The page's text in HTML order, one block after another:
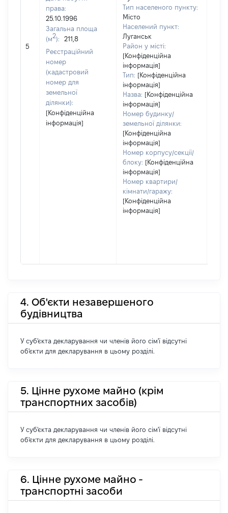
5
права:
25.10.1996
Загальна площа
(м2):
211,8
Реєстраційний
номер
(кадастровий
номер для
земельної
ділянки):
[Конфіденційна
інформація]
Тип населеного пункту:
Місто
Населений пункт:
Луганськ
Район у місті:
[Конфіденційна
інформація]
Тип: [Конфіденційна
інформація]
Назва: [Конфіденційна
інформація]
Номер будинку/
земельної ділянки:
[Конфіденційна
інформація]
Номер корпусу/секції/
блоку: [Конфіденційна
інформація]
Номер квартири/
кімнати/гаражу:
[Конфіденційна
інформація]
4. Об'єкти незавершеного
будівництва
У суб'єкта декларування чи членів його сім'ї відсутні
об'єкти для декларування в цьому розділі.
5. Цінне рухоме майно (крім
транспортних засобів)
У суб'єкта декларування чи членів його сім'ї відсутні
об'єкти для декларування в цьому розділі.
6. Цінне рухоме майно -
транспортні засоби